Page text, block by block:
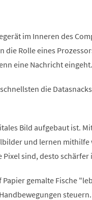
im Inneren des
Rolle eines
eine Nachricht eingeht.
die
Bild aufgebaut ist.
und lernen
sind, desto schärfer
gemalte Fische
steuern.